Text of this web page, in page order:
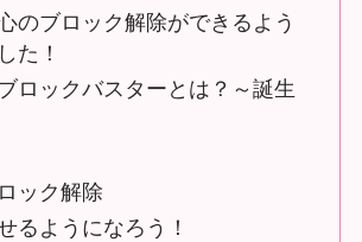
のブロック解除ができるよう
た！
ロックバスターとは？～誕生
ック解除
るようになろう！